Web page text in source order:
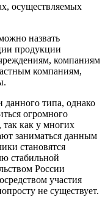
осуществляе­мых
назвать
продук­ции
компаниям
компаниям,
типа, однако
огромного
так как у многих
заниматься данным
становятся
стабильной
России
участия
не существует.